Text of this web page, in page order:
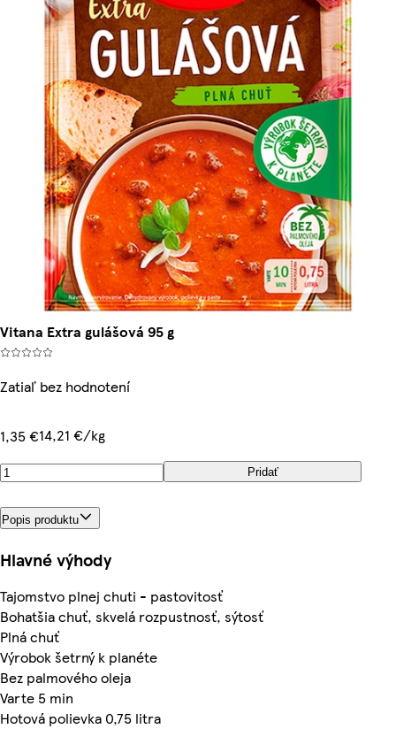
Vitana Extra gulášová 95 g
Zatiaľ bez hodnotení
1,35 €14,21 €/kg
Pridať
Popis produktu
Hlavné výhody
Tajomstvo plnej chuti - pastovitosť
Bohatšia chuť, skvelá rozpustnosť, sýtosť
Plná chuť
Výrobok šetrný k planéte
Bez palmového oleja
Varte 5 min
Hotová polievka 0,75 litra